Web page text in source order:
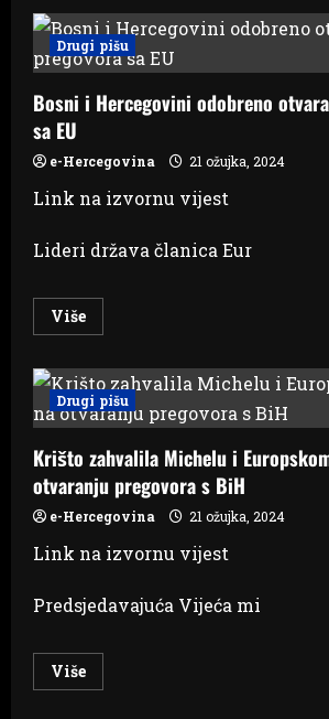
Vrijeme
je
da
otvorimo
s
BiH
Drugi pišu
Bosni i Hercegovini odobreno
sa EU
e-Hercegovina 21 ožujka, 2024
Link na izvornu vijest
Lideri država članica Eur
VišeRead
more
i
Hercegovini
odobreno
otvaranje
sa
EU
Drugi pišu
Krišto zahvalila Michelu i
otvaranju pregovora s BiH
e-Hercegovina 21 ožujka, 2024
Link na izvornu vijest
Predsjedavajuća Vijeća mi
VišeRead
more